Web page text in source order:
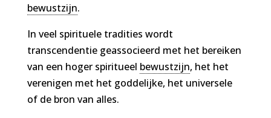
bewustzijn.
In veel spirituele tradities wordt
transcendentie geassocieerd met het bereiken
van een hoger spiritueel bewustzijn, het het
verenigen met het goddelijke, het universele
of de bron van alles.